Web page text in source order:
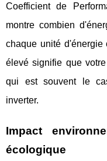
Coefficient de
montre combien
chaque unité d'énergie
élevé signifie que
qui est souvent le
inverter.
Impact
écologique